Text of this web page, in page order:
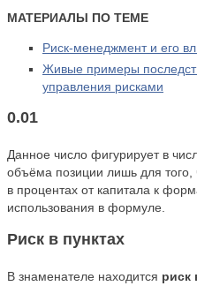
МАТЕРИАЛЫ ПО ТЕМЕ
Риск-менеджмент и его
Живые примеры
управления рисками
0.01
Данное число фигурирует в
объёма позиции лишь для того,
в процентах от капитала к
использования в формуле.
Риск в пунктах
В знаменателе находится риск